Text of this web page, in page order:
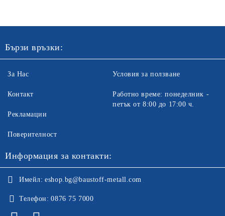
Бързи връзки:
За Нас
Контакт
Рекламации
Поверителност
Условия за ползване
Работно време: понеделник -
петък от 8:00 до 17:00 ч.
Информация за контакти:
Имейл: eshop.bg@baustoff-metall.com
Телефон: 0876 75 7000